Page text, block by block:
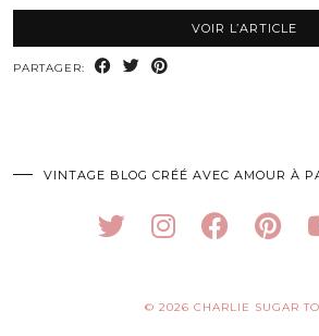
VOIR L’ARTICLE
PARTAGER:
VINTAGE BLOG CRÉÉ AVEC AMOUR À
© 2026 CHARLIE SUGAR